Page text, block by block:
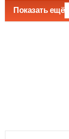
Показать ещё